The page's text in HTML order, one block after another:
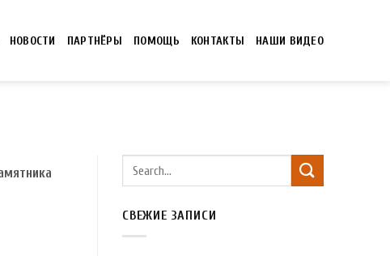
НОВОСТИ ПАРТНЁРЫ ПОМОЩЬ КОНТАКТЫ НАШИ ВИДЕО
СВЕЖИЕ ЗАПИСИ